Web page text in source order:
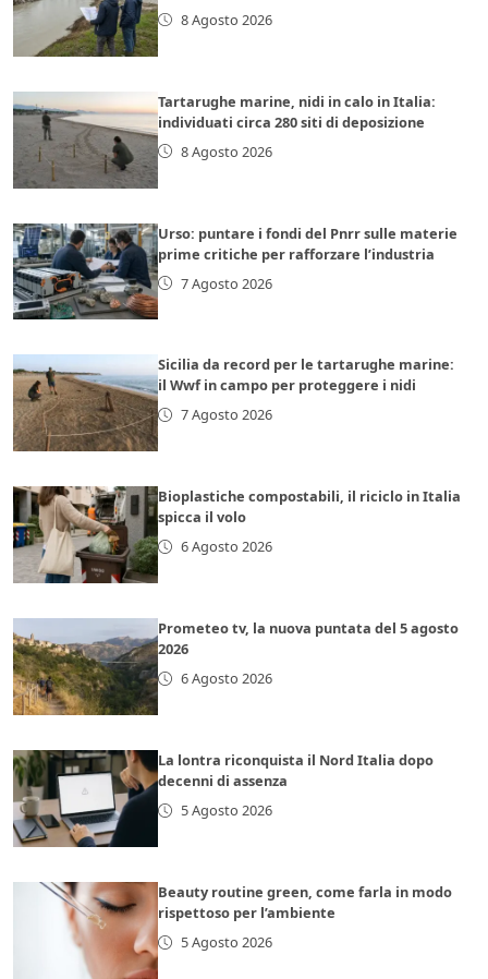
8 Agosto 2026
Tartarughe marine, nidi in calo in Italia:
individuati circa 280 siti di deposizione
8 Agosto 2026
Urso: puntare i fondi del Pnrr sulle materie
prime critiche per rafforzare l’industria
7 Agosto 2026
Sicilia da record per le tartarughe marine:
il Wwf in campo per proteggere i nidi
7 Agosto 2026
Bioplastiche compostabili, il riciclo in Italia
spicca il volo
6 Agosto 2026
Prometeo tv, la nuova puntata del 5 agosto
2026
6 Agosto 2026
La lontra riconquista il Nord Italia dopo
decenni di assenza
5 Agosto 2026
Beauty routine green, come farla in modo
rispettoso per l’ambiente
5 Agosto 2026